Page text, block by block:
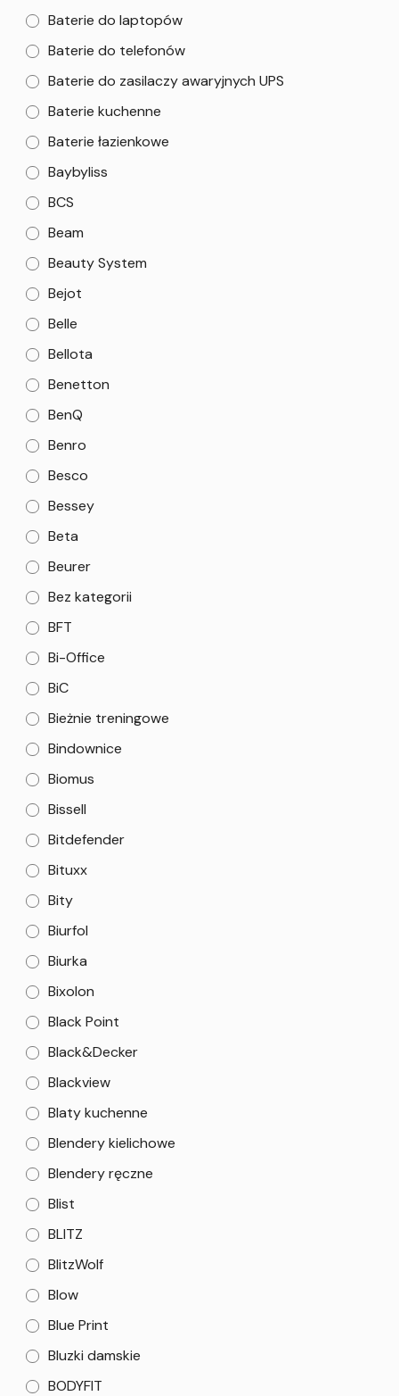
Baterie do laptopów
Baterie do telefonów
Baterie do zasilaczy awaryjnych UPS
Baterie kuchenne
Baterie łazienkowe
Baybyliss
BCS
Beam
Beauty System
Bejot
Belle
Bellota
Benetton
BenQ
Benro
Besco
Bessey
Beta
Beurer
Bez kategorii
BFT
Bi-Office
BiC
Bieżnie treningowe
Bindownice
Biomus
Bissell
Bitdefender
Bituxx
Bity
Biurfol
Biurka
Bixolon
Black Point
Black&Decker
Blackview
Blaty kuchenne
Blendery kielichowe
Blendery ręczne
Blist
BLITZ
BlitzWolf
Blow
Blue Print
Bluzki damskie
BODYFIT